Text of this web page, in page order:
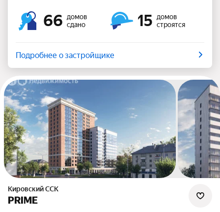
66
домов
сдано
15
домов
строятся
Подробнее о застройщике
Кировский ССК
PRIME